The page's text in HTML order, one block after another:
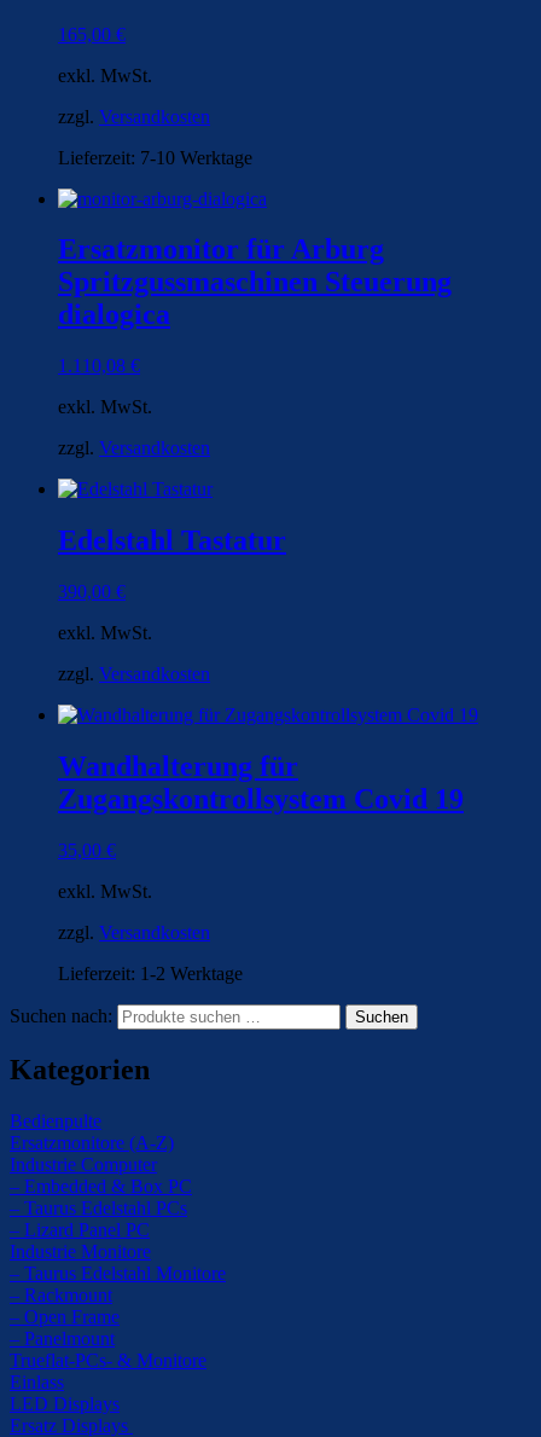
165,00 €
exkl. MwSt.
zzgl. Versandkosten
Lieferzeit: 7-10 Werktage
Ersatzmonitor für Arburg
Spritzgussmaschinen Steuerung
dialogica
1.110,08 €
exkl. MwSt.
zzgl. Versandkosten
Edelstahl Tastatur
390,00 €
exkl. MwSt.
zzgl. Versandkosten
Wandhalterung für
Zugangskontrollsystem Covid 19
35,00 €
exkl. MwSt.
zzgl. Versandkosten
Lieferzeit: 1-2 Werktage
Suchen nach: Suchen
Kategorien
Bedienpulte
Ersatzmonitore (A-Z)
Industrie Computer
– Embedded & Box PC
– Taurus Edelstahl PCs
– Lizard Panel PC
Industrie Monitore
– Taurus Edelstahl Monitore
– Rackmount
– Open Frame
– Panelmount
Trueflat-PCs- & Monitore
Einlass
LED Displays
Ersatz Displays